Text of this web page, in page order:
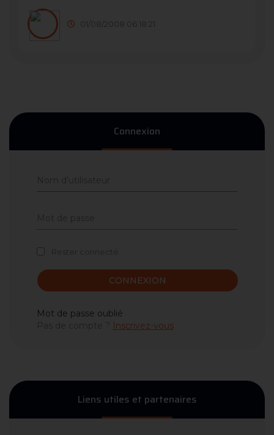
01/08/2008 06:18:21
Connexion
CONNEXION
Mot de passe oublié
Inscrivez-vous
Liens utiles et partenaires